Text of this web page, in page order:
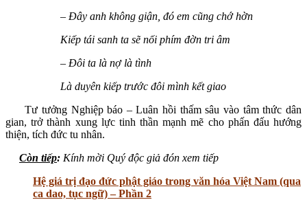
– Đây anh không giận, đó em cũng chớ hờn
Kiếp tái sanh ta sẽ nối phím đờn tri âm
– Đôi ta là nợ là tình
Là duyên kiếp trước đôi mình kết giao
Tư tưởng Nghiệp báo – Luân hồi thấm sâu vào tâm thức dân
gian, trở thành xung lực tinh thần mạnh mẽ cho phấn đấu hướng
thiện, tích đức tu nhân.
Còn tiếp: Kính mời Quý độc giả đón xem tiếp
Hệ giá trị đạo đức phật giáo trong văn hóa Việt Nam (qua
ca dao, tục ngữ) – Phần 2